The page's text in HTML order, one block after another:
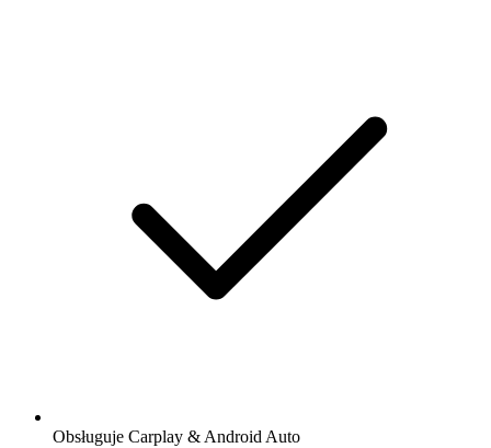
Obsługuje Carplay & Android Auto